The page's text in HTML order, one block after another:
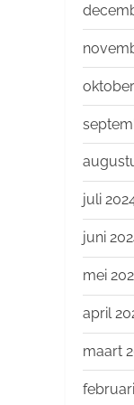
juli
juni
mei
april
maart